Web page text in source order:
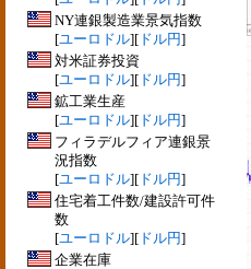
NY連銀製造業景気指数
[ユーロドル][ ドル円]
対米証券投資
[ユーロドル][ ドル円]
鉱工業生産
[ユーロドル][ ドル円]
フィラデルフィア連銀景
況指数
[ユーロドル][ ドル円]
住宅着工件数/建設許可件
数
[ユーロドル][ ドル円]
企業在庫